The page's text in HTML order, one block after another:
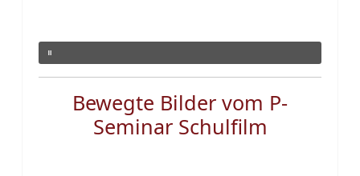
Bewegte Bilder vom P-
Seminar Schulfilm